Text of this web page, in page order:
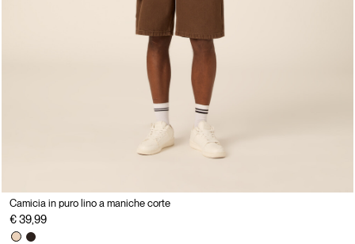
Camicia in puro lino a maniche corte
€ 39,99